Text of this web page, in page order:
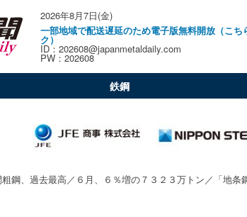
2026年8月7日(金)
一部地域で配送遅延のため電子版無料開放（こち
ク）
ID：202608@japanmetaldaily.com
PW：202608
鉄鋼
鋼、過去最高／６月、６％増の７３２３万トン／「地